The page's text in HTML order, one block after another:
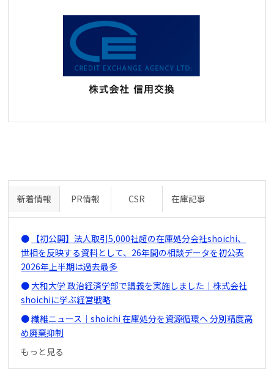
新着情報 PR情報 CSR 在庫記事
【初公開】法人取引5,000社超の在庫処分会社shoichi、
世相を反映する資料として、26年間の相談データを初公表
2026年上半期は過去最多
大和大学 政治経済学部で講義を実施しました｜株式会社
shoichiに学ぶ経営戦略
繊維ニュース｜shoichi 在庫処分を資源循環へ 分別精度高
め廃棄抑制
もっと見る